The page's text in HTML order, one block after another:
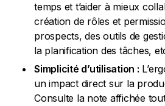
temps et t’aider à mieux
création de rôles et
prospects, des outils de
la planification des tâches,
Simplicité d’utilisation :
un impact direct sur la
Consulte la note affichée